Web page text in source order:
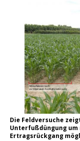
Die Feldversuche
Unterfußdüngung um
Ertragsrückgang